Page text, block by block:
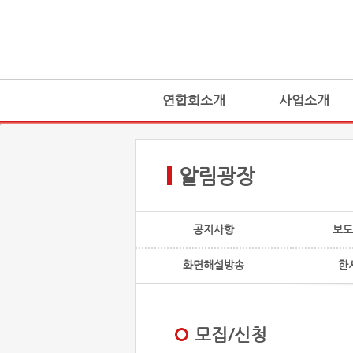
연합회소개 사업소개
알림광장
공지사항 보
화면해설방송 한
모집/신청